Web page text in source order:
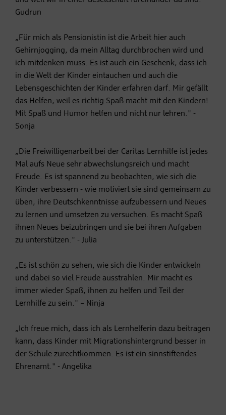
Gudrun
„Für mich als Pensionistin ist die Arbeit hier auch
Gehirnjogging, da mein Alltag durchbrochen wird und
ich mitdenken muss. Es ist auch ein Geschenk, dass ich
in die Welt der Kinder eintauchen und auch die
Lebensgeschichten der Kinder erfahren darf. Mir gefällt
das Helfen, weil es richtig Spaß macht mit den Kindern!
Mit Spaß und Humor helfen und nicht nur lehren." -
Sonja
„Die Freiwilligenarbeit bei der Caritas Lernhilfe ist jedes
Mal aufs Neue sehr abwechslungsreich und macht
Freude. Es ist spannend zu beobachten, wie sich die
Kinder verbessern - wie motiviert sie sind gemeinsam zu
üben, ihre Deutschkenntnisse aufzubessern und Neues
zu lernen und umsetzen zu versuchen. Es macht Spaß
ihnen Neues beizubringen und sie bei ihren Aufgaben
zu unterstützen." - Julia
„Es ist schön zu sehen, wie sich die Kinder entwickeln
und dabei so viel Freude ausstrahlen. Mir macht es
immer wieder Spaß, ihnen zu helfen und Teil der
Lernhilfe zu sein." – Ninja
„Ich freue mich, dass ich als Lernhelferin dazu beitragen
kann, dass Kinder mit Migrationshintergrund besser in
der Schule zurechtkommen. Es ist ein sinnstiftendes
Ehrenamt." - Angelika